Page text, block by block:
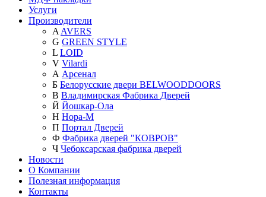
Услуги
Производители
A AVERS
G GREEN STYLE
L LOID
V Vilardi
А Арсенал
Б Белорусские двери BELWOODDOORS
В Владимирская Фабрика Дверей
Й Йошкар-Ола
Н Нора-М
П Портал Дверей
Ф Фабрика дверей "КОВРОВ"
Ч Чебоксарская фабрика дверей
Новости
О Компании
Полезная информация
Контакты